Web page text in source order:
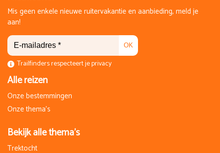
Boeken
za 16 januari 2027
za 23 januari 2027
8 Dagen
Op aanvraag
€ 1.810,00
za 30 januari 2027
8 Dagen
Op aanvraag
Mis geen enkele nieuwe ruitervakantie en aanbieding, meld je
aan!
OK
Trailfinders respecteert je privacy
Alle reizen
Onze bestemmingen
Onze thema's
Bekijk alle thema's
Trektocht